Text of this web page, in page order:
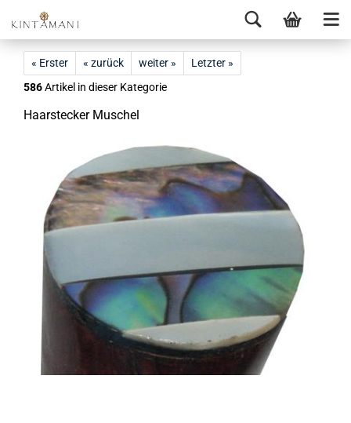
« Erster « zurück weiter »
Letzter »
586Artikel in dieser Kategorie
Haar­ste­cker Mu­schel